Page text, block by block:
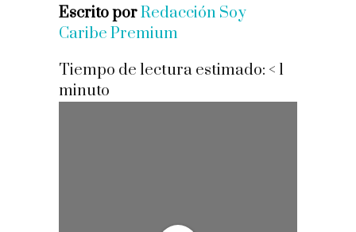
Escrito porRedacción Soy
Caribe Premium
Tiempo de lectura estimado: < 1
minuto